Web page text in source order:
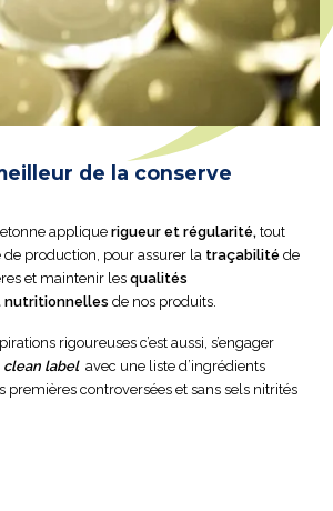
de la conserve
applique rigueur et régularité, tout
production, pour assurer la traçabilité de
et maintenir les qualités
nutritionnelles de nos produits.
rigoureuses c’est aussi, s’engager
clean label avec une liste d’ingrédients
premières controversées et sans sels nitrités